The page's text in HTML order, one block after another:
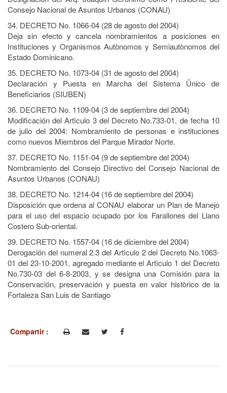
Consejo Nacional de Asuntos Urbanos (CONAU)
34. DECRETO No. 1066-04 (28 de agosto del 2004)
Deja sin efecto y cancela nombramientos a posiciones en
Instituciones y Organismos Autònomos y Semiautònomos del
Estado Dominicano.
35. DECRETO No. 1073-04 (31 de agosto del 2004)
Declaración y Puesta en Marcha del Sistema Ûnico de
Beneficiarios (SIUBEN)
36. DECRETO No. 1109-04 (3 de septiembre del 2004)
Modificación del Artìculo 3 del Decreto No.733-01, de fecha 10
de julio del 2004: Nombramiento de personas e instituciones
como nuevos Miembros del Parque Mirador Norte.
37. DECRETO No. 1151-04 (9 de septiembre del 2004)
Nombramiento del Consejo Directivo del Consejo Nacional de
Asuntos Urbanos (CONAU)
38. DECRETO No. 1214-04 (16 de septiembre del 2004)
Disposición que ordena al CONAU elaborar un Plan de Manejo
para el uso del espacio ocupado por los Farallones del Llano
Costero Sub-oriental.
39. DECRETO No. 1557-04 (16 de diciembre del 2004)
Derogación del numeral 2.3 del Artìculo 2 del Decreto No.1063-
01 del 23-10-2001, agregado mediante el Artìculo 1 del Decreto
No.730-03 del 6-8-2003, y se designa una Comisión para la
Conservación, preservación y puesta en valor històrico de la
Fortaleza San Luis de Santiago
Compartir :